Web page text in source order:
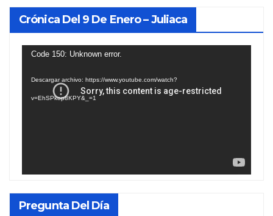
Crónica Del 9 De Enero – Juliaca
Reproductor
Code 150: Unknown error.
Descargar archivo: https://www.youtube.com/watch?
v=EhSPkop8KPY&_=1
Pregunta Del Día